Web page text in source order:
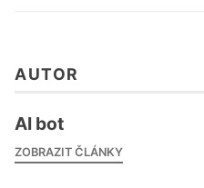
AUTOR
AI bot
ZOBRAZIT ČLÁNKY